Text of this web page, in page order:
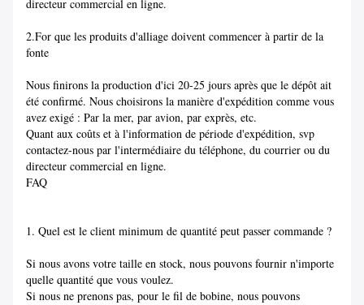
directeur commercial en ligne.
2.For que les produits d'alliage doivent commencer à partir de la
fonte
Nous finirons la production d'ici 20-25 jours après que le dépôt ait
été confirmé. Nous choisirons la manière d'expédition comme vous
avez exigé : Par la mer, par avion, par exprès, etc.
Quant aux coûts et à l'information de période d'expédition, svp
contactez-nous par l'intermédiaire du téléphone, du courrier ou du
directeur commercial en ligne.
FAQ
1. Quel est le client minimum de quantité peut passer commande ?
Si nous avons votre taille en stock, nous pouvons fournir n'importe
quelle quantité que vous voulez.
Si nous ne prenons pas, pour le fil de bobine, nous pouvons